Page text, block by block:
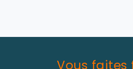
Vous faites